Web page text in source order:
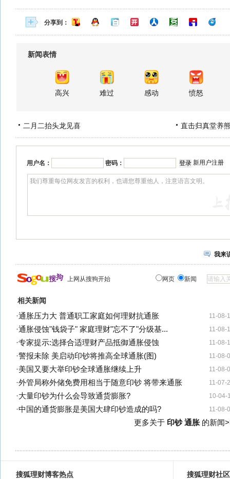
分享到：
新闻表情
高兴 难过 感动 愤怒
二月二抬头龙见喜 直击归真堂养
用户名： 密码： 新用户注册
我来
上网从搜狗开始 网页 新闻
相关新闻
11-08-
·通胀压力大 普通职工家庭如何理财抗通胀
11-08-
·通胀侵蚀"钱袋子" 家庭理财"忘不了"分级基...
11-08-
·专家提示:选择合适理财产品抵御通胀侵蚀
11-08-
·警报未除 美启动印钞将推高全球通胀(图)
11-08-
·美国又要大举印钞全球通胀继续上升
11-07-
·外管局称外储免费用相当于随意印钞 将带来通胀
10-04-
·大量印钞为什么会导致通货膨胀?
11-08-
·中国的通货膨胀是美国大肆印钞造成的吗?
更多关于 印钞 通胀的新闻
搜狐理财博客热点 搜狐理财社